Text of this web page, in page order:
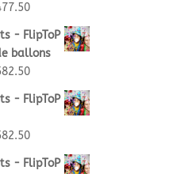
- FlipToP
ballons
- FlipToP
- FlipToP